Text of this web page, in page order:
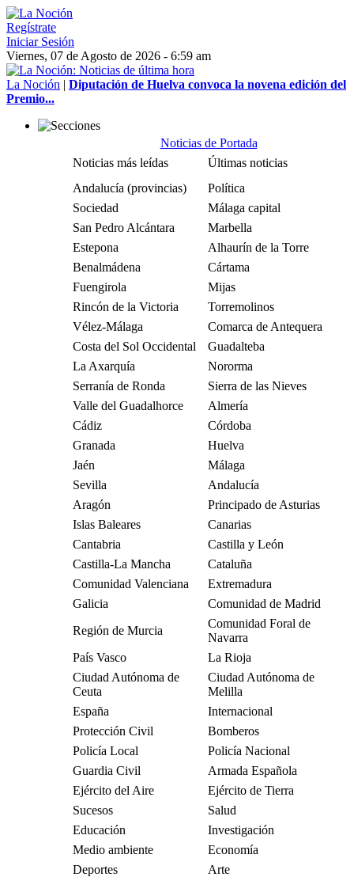
Regístrate
Iniciar Sesión
Viernes, 07 de Agosto de 2026 - 6:59 am
La Noción | Diputación de Huelva convoca la novena edición del
Premio...
Noticias de Portada
Noticias más leídas
Últimas noticias
Andalucía (provincias)
Política
Sociedad
Málaga capital
San Pedro Alcántara
Marbella
Estepona
Alhaurín de la Torre
Benalmádena
Cártama
Fuengirola
Mijas
Rincón de la Victoria
Torremolinos
Vélez-Málaga
Comarca de Antequera
Costa del Sol Occidental
Guadalteba
La Axarquía
Nororma
Serranía de Ronda
Sierra de las Nieves
Valle del Guadalhorce
Almería
Cádiz
Córdoba
Granada
Huelva
Jaén
Málaga
Sevilla
Andalucía
Aragón
Principado de Asturias
Islas Baleares
Canarias
Cantabria
Castilla y León
Castilla-La Mancha
Cataluña
Comunidad Valenciana
Extremadura
Galicia
Comunidad de Madrid
Región de Murcia
Comunidad Foral de
Navarra
País Vasco
La Rioja
Ciudad Autónoma de
Ceuta
Ciudad Autónoma de
Melilla
España
Internacional
Protección Civil
Bomberos
Policía Local
Policía Nacional
Guardia Civil
Armada Española
Ejército del Aire
Ejército de Tierra
Sucesos
Salud
Educación
Investigación
Medio ambiente
Economía
Deportes
Arte